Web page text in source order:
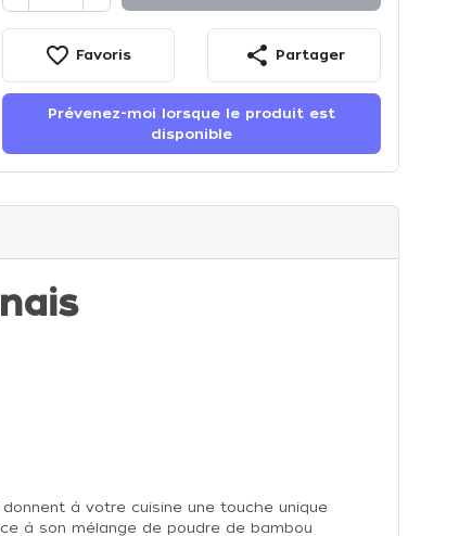
favorite_border Favoris share Partager
Prévenez-moi lorsque le produit est
disponible
à votre cuisine une touche unique
à son mélange de poudre de bambou